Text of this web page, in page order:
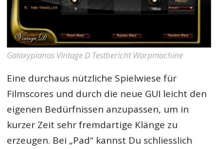
Galaxypianos Vintage D Testbericht Warpmachine
Eine durchaus nützliche Spielwiese für
Filmscores und durch die neue GUI leicht den
eigenen Bedürfnissen anzupassen, um in
kurzer Zeit sehr fremdartige Klänge zu
erzeugen. Bei „Pad“ kannst Du schliesslich